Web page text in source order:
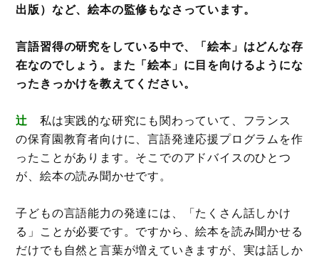
出版）など、絵本の監修もなさっています。
言語習得の研究をしている中で、「絵本」はどんな存
在なのでしょう。また「絵本」に目を向けるようにな
ったきっかけを教えてください。
辻 私は実践的な研究にも関わっていて、フランス
の保育園教育者向けに、言語発達応援プログラムを作
ったことがあります。そこでのアドバイスのひとつ
が、絵本の読み聞かせです。
子どもの言語能力の発達には、「たくさん話しかけ
る」ことが必要です。ですから、絵本を読み聞かせる
だけでも自然と言葉が増えていきますが、実は話しか